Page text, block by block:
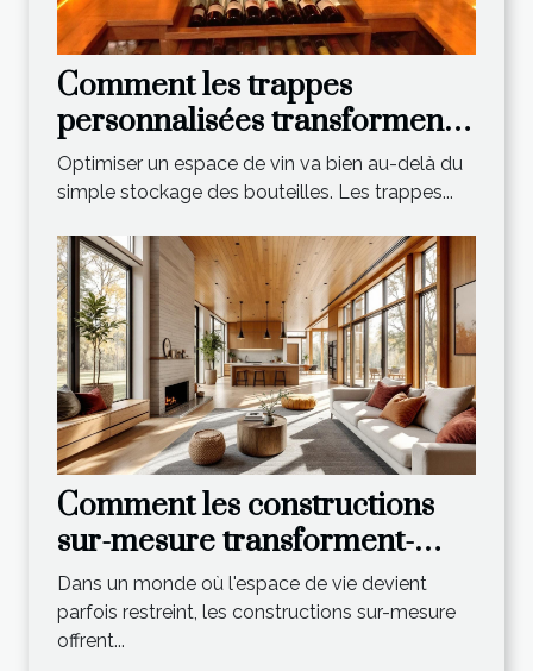
Comment les trappes
personnalisées transforment-
elles votre espace de vin ?
Optimiser un espace de vin va bien au-delà du
simple stockage des bouteilles. Les trappes...
Comment les constructions
sur-mesure transforment-
elles votre espace de vie ?
Dans un monde où l'espace de vie devient
parfois restreint, les constructions sur-mesure
offrent...